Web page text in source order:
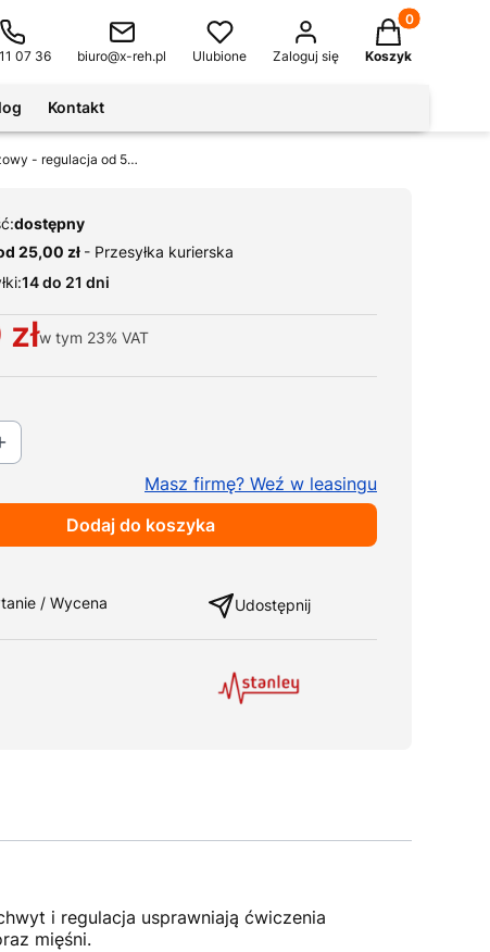
07 36 biuro@x-reh.pl Ulubione Zaloguj się
Produkty w
Koszyk
Kontakt
Trener dłoni i przedramienia ściskacz pomarańczowy - regulacja od 5 do 20 kg
dostępny
25,00 zł - Przesyłka kurierska
14 do 21 dni
w tym 23% VAT
Masz firmę? Weź w leasingu
Dodaj do koszyka
/ Wycena Udostępnij
i regulacja usprawniają ćwiczenia
mięśni.